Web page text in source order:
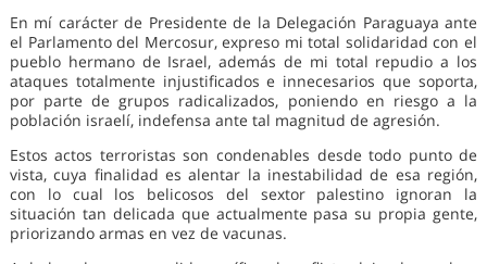
En mí carácter de Presidente de la Delegación Paraguaya ante
el Parlamento del Mercosur, expreso mi total solidaridad con el
pueblo hermano de Israel, además de mi total repudio a los
ataques totalmente injustificados e innecesarios que soporta,
por parte de grupos radicalizados, poniendo en riesgo a la
población israelí, indefensa ante tal magnitud de agresión.
Estos actos terroristas son condenables desde todo punto de
vista, cuya finalidad es alentar la inestabilidad de esa región,
con lo cual los belicosos del sextor palestino ignoran la
situación tan delicada que actualmente pasa su propia gente,
priorizando armas en vez de vacunas.